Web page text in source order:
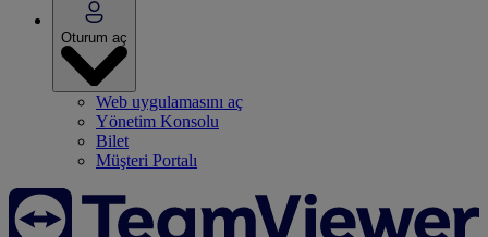
Oturum aç
Web uygulamasını aç
Yönetim Konsolu
Bilet
Müşteri Portalı